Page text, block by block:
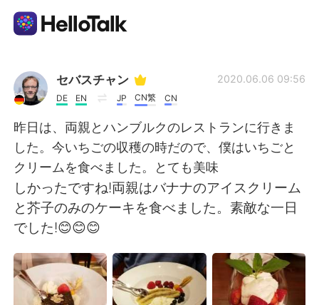
App di scambio linguistico
AI Grammar Checker
Italiano
English 简体中文
繁體中文 Español
العربية Français
セバスチャン
DE EN JP CN繁 CN
2020.06.06 09:56
昨日は、両親とハンブルクのレストランに行きま
した。今いちごの収穫の時だので、僕はいちごと
クリームを食べました。とても美味
しかったですね!両親はバナナのアイスクリーム
と芥子のみのケーキを食べました。素敵な一日
でした!😊😊😊